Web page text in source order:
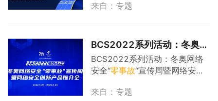
国建设峰会已经成为我国信息化
和数字经济理论经验和实践交流
平台、汇聚全球力量助推数字中
国建设的合作平台。奇安信集团
专注于网络空间安全市场，面向
政府、企业用户提供新一代企业
来自：专题
BCS2022系列活动：冬奥网
络安全“零事故“宣传周暨网络
安全创新产品推介会
BCS2022系列活动：冬奥网络
安全“零事故“宣传周暨网络安全
来自：专题